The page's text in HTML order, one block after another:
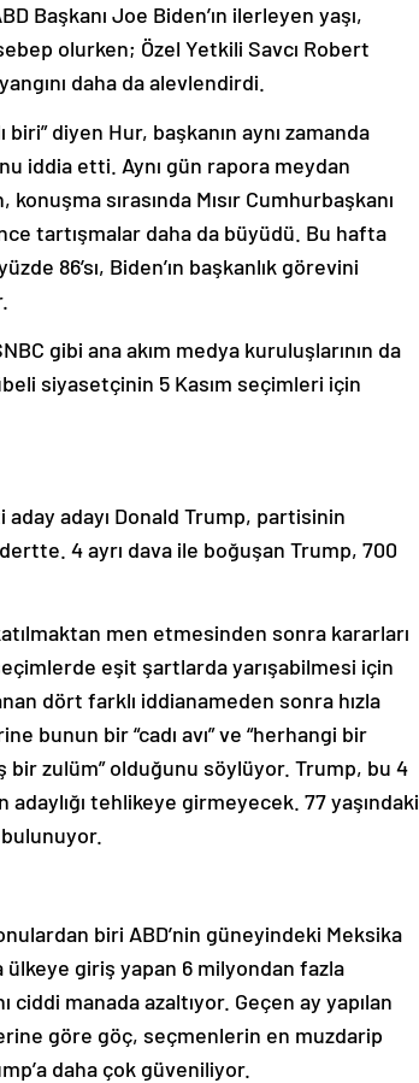
Başkanı Joe Biden’ın ilerleyen yaşı,
olurken; Özel Yetkili Savcı Robert
daha da alevlendirdi.
diyen Hur, başkanın aynı zamanda
iddia etti. Aynı gün rapora meydan
sırasında Mısır Cumhurbaşkanı
tartışmalar daha da büyüdü. Bu hafta
86’sı, Biden’ın başkanlık görevini
gibi ana akım medya kuruluşlarının da
siyasetçinin 5 Kasım seçimleri için
aday adayı Donald Trump, partisinin
dertte. 4 ayrı dava ile boğuşan Trump, 700
men etmesinden sonra kararları
eşit şartlarda yarışabilmesi için
dört farklı iddianameden sonra hızla
bunun bir “cadı avı” ve “herhangi bir
zulüm” olduğunu söylüyor. Trump, bu 4
tehlikeye girmeyecek. 77 yaşındaki
biri ABD’nin güneyindeki Meksika
ülkeye giriş yapan 6 milyondan fazla
manada azaltıyor. Geçen ay yapılan
göre göç, seçmenlerin en muzdarip
daha çok güveniliyor.